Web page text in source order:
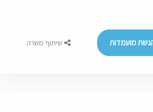
מועמדות שיתוף משרה